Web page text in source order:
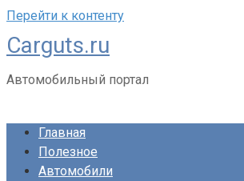
Перейти к контенту
Carguts.ru
Автомобильный портал
Главная
Полезное
Автомобили